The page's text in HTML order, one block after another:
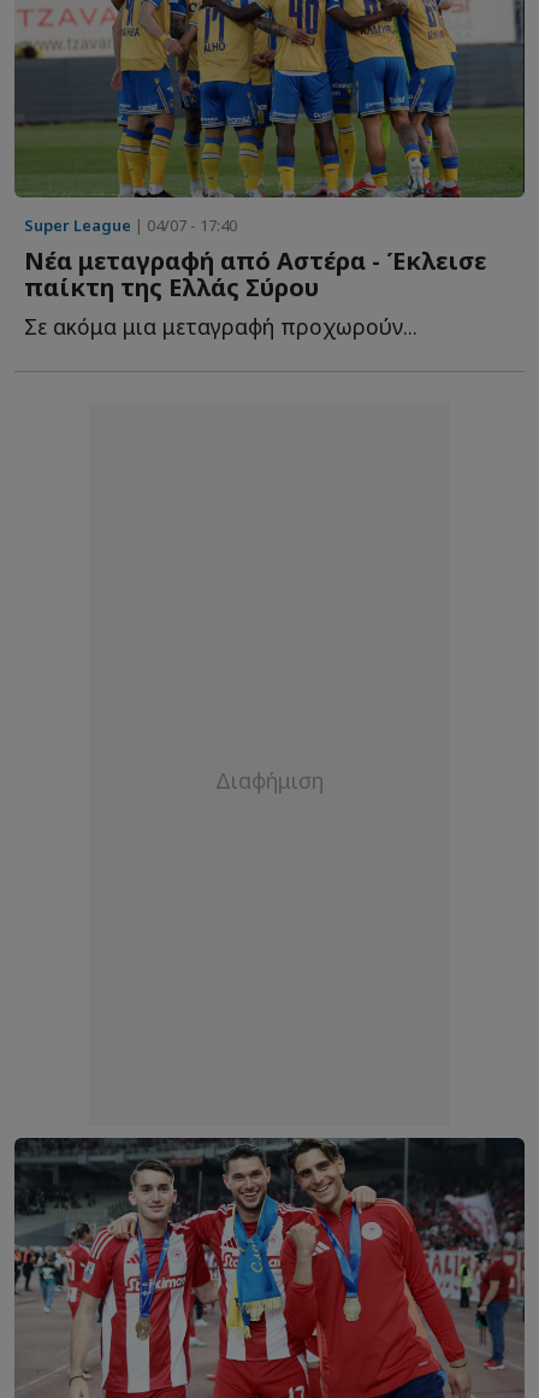
Super League | 04/07 - 17:40
Νέα μεταγραφή από Αστέρα - Έκλεισε
παίκτη της Ελλάς Σύρου
Σε ακόμα μια μεταγραφή προχωρούν...